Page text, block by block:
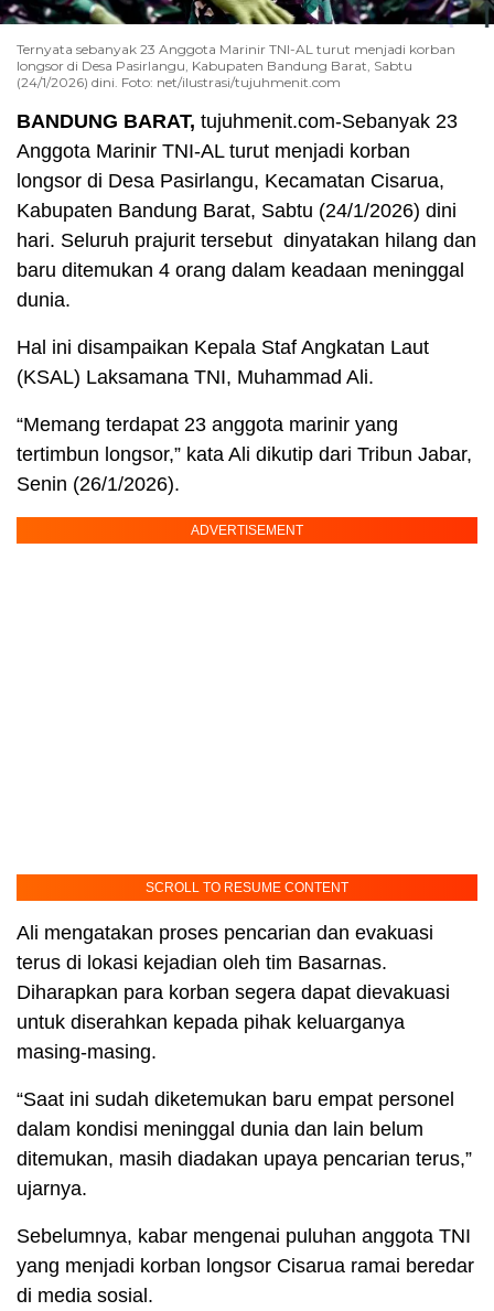
Ternyata sebanyak 23 Anggota Marinir TNI-AL turut menjadi korban
longsor di Desa Pasirlangu, Kabupaten Bandung Barat, Sabtu
(24/1/2026) dini. Foto: net/ilustrasi/tujuhmenit.com
BANDUNG BARAT, tujuhmenit.com-Sebanyak 23
Anggota Marinir TNI-AL turut menjadi korban
longsor di Desa Pasirlangu, Kecamatan Cisarua,
Kabupaten Bandung Barat, Sabtu (24/1/2026) dini
hari. Seluruh prajurit tersebut dinyatakan hilang dan
baru ditemukan 4 orang dalam keadaan meninggal
dunia.
Hal ini disampaikan Kepala Staf Angkatan Laut
(KSAL) Laksamana TNI, Muhammad Ali.
“Memang terdapat 23 anggota marinir yang
tertimbun longsor,” kata Ali dikutip dari Tribun Jabar,
Senin (26/1/2026).
ADVERTISEMENT
SCROLL TO RESUME CONTENT
Ali mengatakan proses pencarian dan evakuasi
terus di lokasi kejadian oleh tim Basarnas.
Diharapkan para korban segera dapat dievakuasi
untuk diserahkan kepada pihak keluarganya
masing-masing.
“Saat ini sudah diketemukan baru empat personel
dalam kondisi meninggal dunia dan lain belum
ditemukan, masih diadakan upaya pencarian terus,”
ujarnya.
Sebelumnya, kabar mengenai puluhan anggota TNI
yang menjadi korban longsor Cisarua ramai beredar
di media sosial.